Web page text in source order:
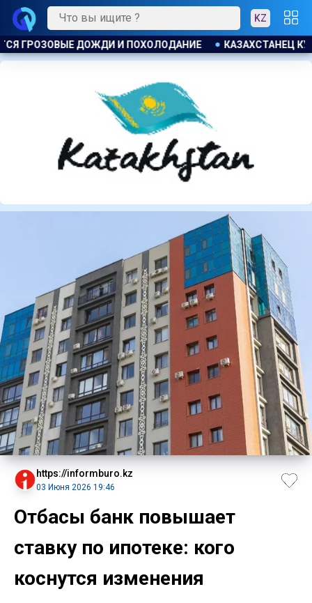
KZ
КУПИЛ ЗЕМЕЛЬНЫЙ УЧАСТОК И ОБНАРУЖИЛ НА НЕМ
https://informburo.kz
03 Июня 2026 19:46
Отбасы банк повышает
ставку по ипотеке: кого
коснутся изменения